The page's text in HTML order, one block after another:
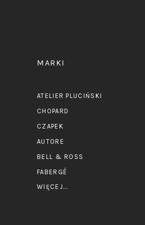
MARKI
ATELIER PLUCIŃSKI
CHOPARD
CZAPEK
AUTORE
BELL & ROSS
FABERGÉ
WIĘCEJ...